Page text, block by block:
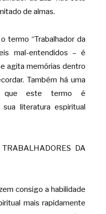
de almas.
termo “Trabalhador da
mal-entendidos – é
agita memórias dentro
Também há uma
que este termo é
literatura espiritual
DA
consigo a habilidade
mais rapidamente